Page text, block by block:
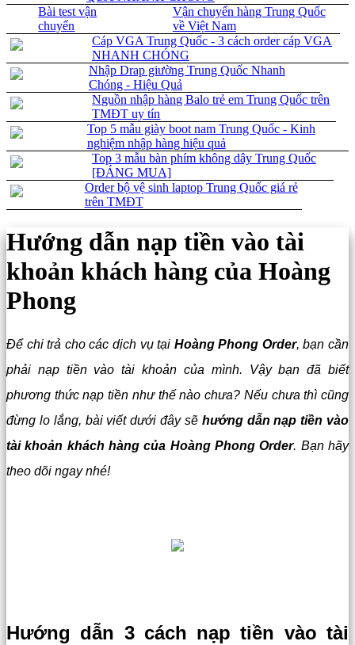
Bài test vận
chuyển
Vận chuyển hàng Trung Quốc
về Việt Nam
Cáp VGA Trung Quốc - 3 cách order cáp VGA
NHANH CHÓNG
Nhập Drap giường Trung Quốc Nhanh
Chóng - Hiệu Quả
Nguồn nhập hàng Balo trẻ em Trung Quốc trên
TMĐT uy tín
Top 5 mẫu giày boot nam Trung Quốc - Kinh
nghiệm nhập hàng hiệu quả
Top 3 mẫu bàn phím không dây Trung Quốc
[ĐÁNG MUA]
Order bộ vệ sinh laptop Trung Quốc giá rẻ
trên TMĐT
Hướng dẫn nạp tiền vào tài
khoản khách hàng của Hoàng
Phong
Để chi trả cho các dịch vụ tại Hoàng Phong Order, bạn cần
phải nạp tiền vào tài khoản của mình. Vậy bạn đã biết
phương thức nạp tiền như thế nào chưa? Nếu chưa thì cũng
đừng lo lắng, bài viết dưới đây sẽ hướng dẫn nạp tiền vào
tài khoản khách hàng của Hoàng Phong Order. Bạn hãy
theo dõi ngay nhé!
Hướng dẫn 3 cách nạp tiền vào tài